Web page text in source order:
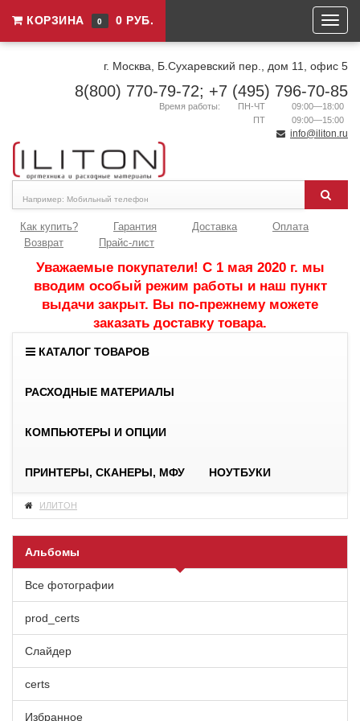
КОРЗИНА 0 0 РУБ.
г. Москва, Б.Сухаревский пер., дом 11, офис 5
8(800) 770-79-72; +7 (495) 796-70-85
Время работы: ПН-ЧТ
09:00—18:00
ПТ
09:00—15:00
info@iliton.ru
Как купить? Гарантия Доставка
Оплата
Возврат
Прайс-лист
Уважаемые покупатели! С 1 мая 2020 г. мы
вводим особый режим работы и наш пункт
выдачи закрыт. Вы по-прежнему можете
заказать доставку товара.
КАТАЛОГ ТОВАРОВ
РАСХОДНЫЕ МАТЕРИАЛЫ
КОМПЬЮТЕРЫ И ОПЦИИ
ПРИНТЕРЫ, СКАНЕРЫ, МФУ НОУТБУКИ
ИЛИТОН
Альбомы
Все фотографии
prod_certs
Слайдер
certs
Избранное